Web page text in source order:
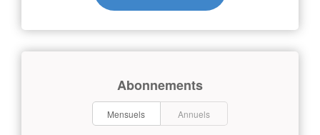
Abonnements
Mensuels Annuels